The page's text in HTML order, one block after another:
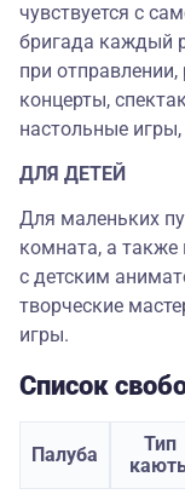
чувствуется с
бригада каждый
при
концерты,
настольные
ДЛЯ ДЕТЕЙ
Для маленьких
комната, а также
с детским
творческие
игры.
Список
Палуба
Тип